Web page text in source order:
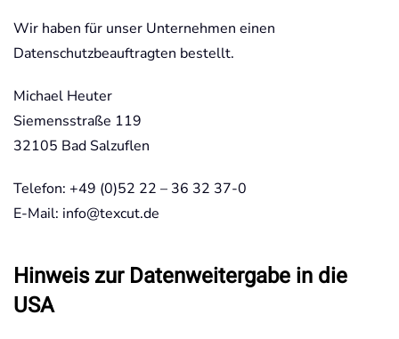
Wir haben für unser Unternehmen einen
Datenschutzbeauftragten bestellt.
Michael Heuter
Siemensstraße 119
32105 Bad Salzuflen
Telefon: +49 (0)52 22 – 36 32 37-0
E-Mail: info@texcut.de
Hinweis zur Datenweitergabe in die
USA